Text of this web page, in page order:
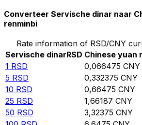
Converteer Servische dinar naar
renminbi
Rate information of RSD/CNY
Servische dinarRSD Chinese yuan
1 RSD 0,066475 CNY
5 RSD 0,332375 CNY
10 RSD 0,66475 CNY
25 RSD 1,66187 CNY
50 RSD 3,32375 CNY